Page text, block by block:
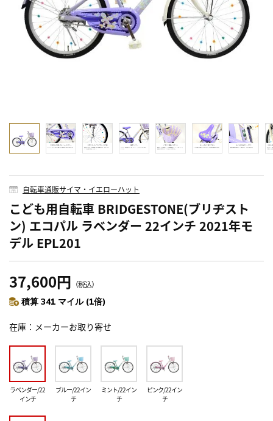
自転車通販サイマ・イエローハット
こども用自転車 BRIDGESTONE(ブリヂスト
ン) エコパル ラベンダー 22インチ 2021年モ
デル EPL201
37,600円 （税込）
積算 341 マイル (1倍)
在庫 メーカーお取り寄せ
ラベンダー/22
インチ
ブルー/22イン
チ
ミント/22イン
チ
ピンク/22イン
チ